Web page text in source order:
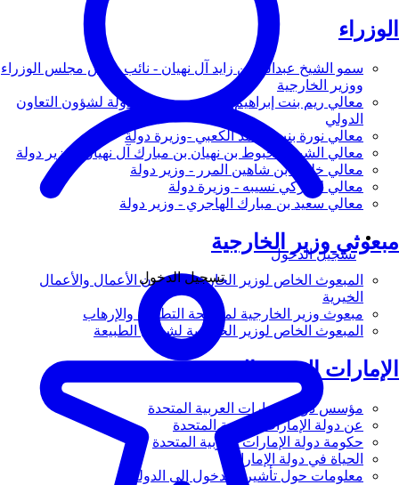
الوزراء
سمو الشيخ عبدالله بن زايد آل نهيان - نائب رئيس مجلس الوزراء
ووزير الخارجية
معالي ريم بنت إبراهيم الهاشمي - وزيرة دولة لشؤون التعاون
الدولي
معالي نورة بنت محمد الكعبي -وزيرة دولة
معالي الشيخ شخبوط بن نهيان بن مبارك آل نهيان - وزير دولة
معالي خليفة بن شاهين المرر - وزير دولة
معالي لانا زكي نسيبه - وزيرة دولة
معالي سعيد بن مبارك الهاجري - وزير دولة
مبعوثي وزير الخارجية
المبعوث الخاص لوزير الخارجية لشؤون الأعمال والأعمال
الخيرية
مبعوث وزير الخارجية لمكافحة التطرف والإرهاب
المبعوث الخاص لوزير الخارجية لشؤون الطبيعة
الإمارات العربية المتحدة
مؤسس دولة الإمارات العربية المتحدة
عن دولة الإمارات العربية المتحدة
حكومة دولة الإمارات العربية المتحدة
الحياة في دولة الإمارات
معلومات حول تأشيرة الدخول إلى الدولة
تسجيل الدخول
تسجيل الدخول